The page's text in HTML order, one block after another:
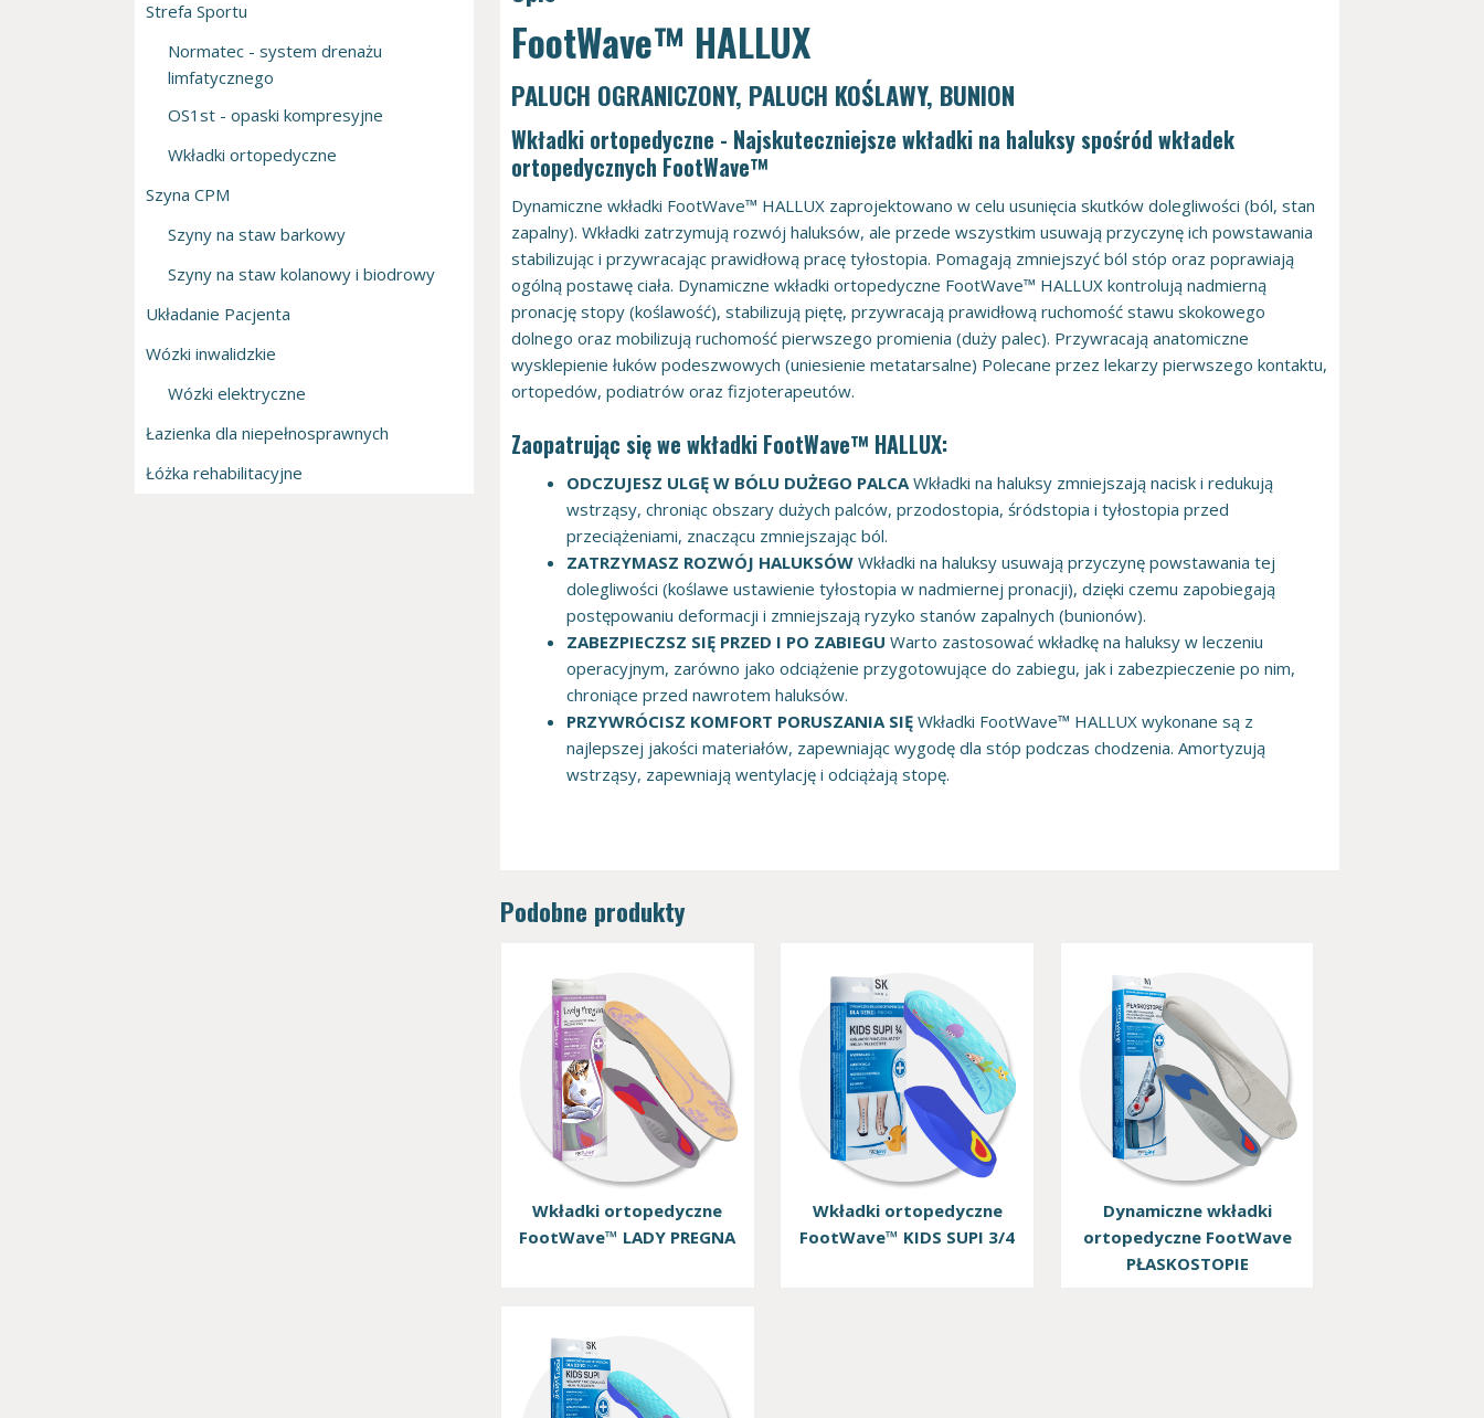
FootWave™ HALLUX
PALUCH OGRANICZONY, PALUCH KOŚLAWY, BUNION
Wkładki ortopedyczne - Najskuteczniejsze wkładki na haluksy spośród wkładek
ortopedycznych FootWave™
Dynamiczne wkładki FootWave™ HALLUX zaprojektowano w celu usunięcia skutków dolegliwości (ból, stan
zapalny). Wkładki zatrzymują rozwój haluksów, ale przede wszystkim usuwają przyczynę ich powstawania
stabilizując i przywracając prawidłową pracę tyłostopia. Pomagają zmniejszyć ból stóp oraz poprawiają
ogólną postawę ciała. Dynamiczne wkładki ortopedyczne FootWave™ HALLUX kontrolują nadmierną
pronację stopy (koślawość), stabilizują piętę, przywracają prawidłową ruchomość stawu skokowego
dolnego oraz mobilizują ruchomość pierwszego promienia (duży palec). Przywracają anatomiczne
wysklepienie łuków podeszwowych (uniesienie metatarsalne) Polecane przez lekarzy pierwszego kontaktu,
ortopedów, podiatrów oraz fizjoterapeutów.
Zaopatrując się we wkładki FootWave™ HALLUX:
ODCZUJESZ ULGĘ W BÓLU DUŻEGO PALCAWkładki na haluksy zmniejszają nacisk i redukują
wstrząsy, chroniąc obszary dużych palców, przodostopia, śródstopia i tyłostopia przed
przeciążeniami, znaczącu zmniejszając ból.
ZATRZYMASZ ROZWÓJ HALUKSÓWWkładki na haluksy usuwają przyczynę powstawania tej
dolegliwości (koślawe ustawienie tyłostopia w nadmiernej pronacji), dzięki czemu zapobiegają
postępowaniu deformacji i zmniejszają ryzyko stanów zapalnych (bunionów).
ZABEZPIECZSZ SIĘ PRZED I PO ZABIEGU Warto zastosować wkładkę na haluksy w leczeniu
operacyjnym, zarówno jako odciążenie przygotowujące do zabiegu, jak i zabezpieczenie po nim,
chroniące przed nawrotem haluksów.
PRZYWRÓCISZ KOMFORT PORUSZANIA SIĘWkładki FootWave™ HALLUX wykonane są z
najlepszej jakości materiałów, zapewniając wygodę dla stóp podczas chodzenia. Amortyzują
wstrząsy, zapewniają wentylację i odciążają stopę.
Podobne produkty
Wkładki ortopedyczne
FootWave™ LADY PREGNA
Wkładki ortopedyczne
FootWave™ KIDS SUPI 3/4
Dynamiczne wkładki
ortopedyczne FootWave
PŁASKOSTOPIE
Strefa Sportu
Normatec - system drenażu
limfatycznego
OS1st - opaski kompresyjne
Wkładki ortopedyczne
Szyna CPM
Szyny na staw barkowy
Szyny na staw kolanowy i biodrowy
Układanie Pacjenta
Wózki inwalidzkie
Wózki elektryczne
Łazienka dla niepełnosprawnych
Łóżka rehabilitacyjne